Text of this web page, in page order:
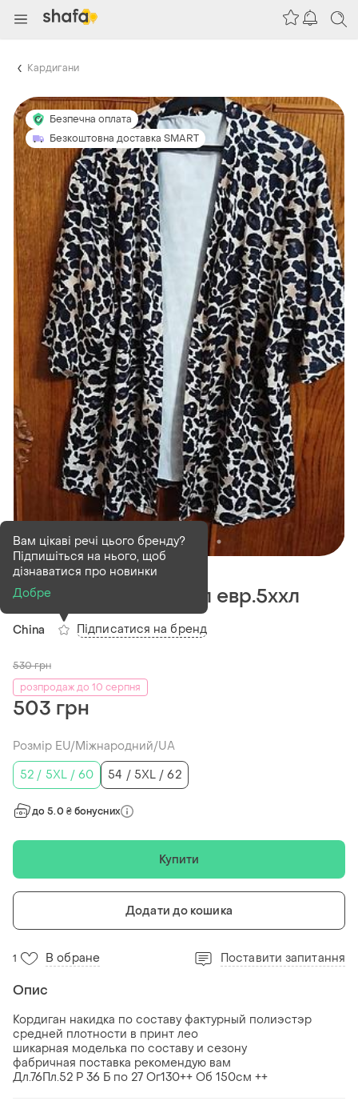
Кардигани
Безпечна оплата
Безкоштовна доставка SMART
В наявності1 шт
Кордиган мегобатал евр.5ххл
China
Вам цікаві речі цього бренду?
Підпишіться на нього, щоб
дізнаватися про новинки
Добре
Підписатися на бренд
530грн
розпродаж до 10 серпня
503 грн
Розмір EU/Міжнародний/UA
52 / 5XL / 60
54 / 5XL / 62
до 5.0 ₴ бонусних
Купити
Додати до кошика
1 В обране Поставити запитання
Опис
Кордиган накидка по составу фактурный полиэстэр
средней плотности в принт лео
шикарная моделька по составу и сезону
фабричная поставка рекомендую вам
Дл.76Пл.52 Р 36 Б по 27 Ог130++ Об 150см ++